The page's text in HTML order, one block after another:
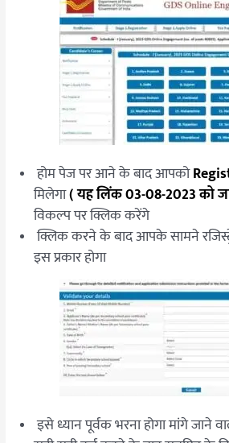
होम पेज पर आने के बाद आपको
मिलेगा( यह लिंक 03-08-2023 को
विकल्प पर क्लिक करेंगे
क्लिक करने के बाद आपके सामने
इस प्रकार होगा
इसे ध्यान पूर्वक भरना होगा मांगे जाने